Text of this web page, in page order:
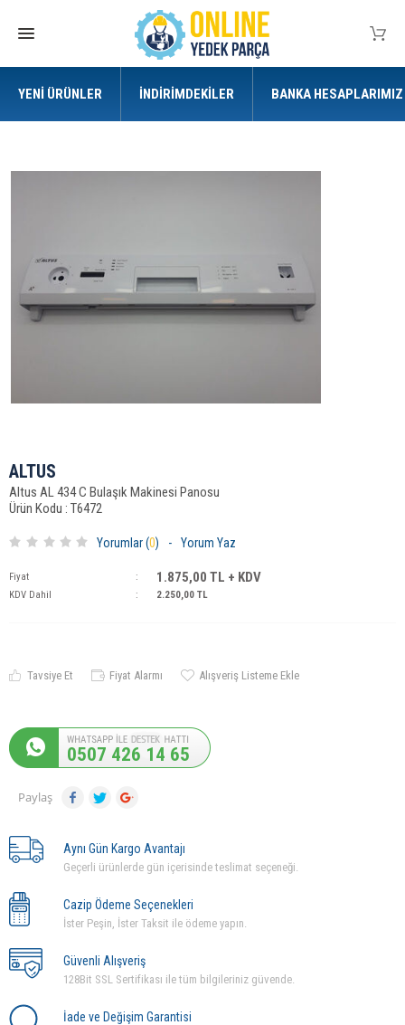
YENI ÜRÜNLER İNDIRIMDEKILER BANKA HESAPLARIMIZ
ALTUS
Altus AL 434 C Bulaşık Makinesi Panosu
Ürün Kodu : T6472
Yorumlar (0) - Yorum Yaz
Fiyat : 1.875,00 TL + KDV
KDV Dahil : 2.250,00 TL
Tavsiye Et Fiyat Alarmı Alışveriş Listeme Ekle
0507 426 14 65
Paylaş
Aynı Gün Kargo Avantajı
Geçerli ürünlerde gün içerisinde teslimat seçeneği.
Cazip Ödeme Seçenekleri
İster Peşin, İster Taksit ile ödeme yapın.
Güvenli Alışveriş
128Bit SSL Sertifikası ile tüm bilgileriniz güvende.
İade ve Değişim Garantisi